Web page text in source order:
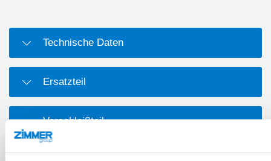
Technische Daten
Ersatzteil
Verschleißteil